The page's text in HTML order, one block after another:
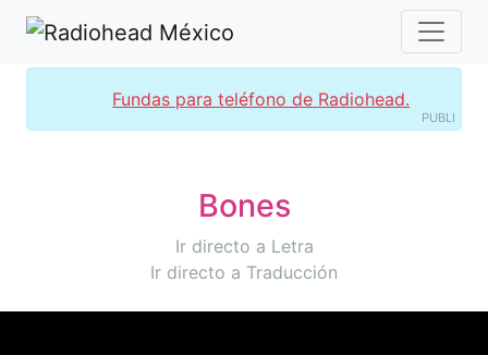
Fundas para teléfono de Radiohead.
PUBLI
Bones
Ir directo a Letra
Ir directo a Traducción